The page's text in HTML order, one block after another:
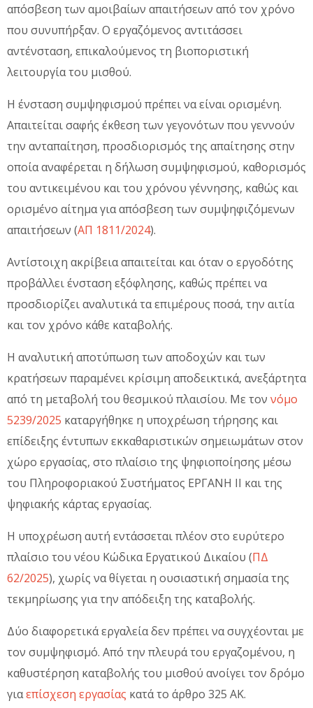
απόσβεση των αμοιβαίων απαιτήσεων από τον χρόνο
που συνυπήρξαν. Ο εργαζόμενος αντιτάσσει
αντένσταση, επικαλούμενος τη βιοποριστική
λειτουργία του μισθού.
Η ένσταση συμψηφισμού πρέπει να είναι ορισμένη.
Απαιτείται σαφής έκθεση των γεγονότων που γεννούν
την ανταπαίτηση, προσδιορισμός της απαίτησης στην
οποία αναφέρεται η δήλωση συμψηφισμού, καθορισμός
του αντικειμένου και του χρόνου γέννησης, καθώς και
ορισμένο αίτημα για απόσβεση των συμψηφιζόμενων
απαιτήσεων (ΑΠ 1811/2024).
Αντίστοιχη ακρίβεια απαιτείται και όταν ο εργοδότης
προβάλλει ένσταση εξόφλησης, καθώς πρέπει να
προσδιορίζει αναλυτικά τα επιμέρους ποσά, την αιτία
και τον χρόνο κάθε καταβολής.
Η αναλυτική αποτύπωση των αποδοχών και των
κρατήσεων παραμένει κρίσιμη αποδεικτικά, ανεξάρτητα
από τη μεταβολή του θεσμικού πλαισίου. Με τον νόμο
5239/2025 καταργήθηκε η υποχρέωση τήρησης και
επίδειξης έντυπων εκκαθαριστικών σημειωμάτων στον
χώρο εργασίας, στο πλαίσιο της ψηφιοποίησης μέσω
του Πληροφοριακού Συστήματος ΕΡΓΑΝΗ ΙΙ και της
ψηφιακής κάρτας εργασίας.
Η υποχρέωση αυτή εντάσσεται πλέον στο ευρύτερο
πλαίσιο του νέου Κώδικα Εργατικού Δικαίου (ΠΔ
62/2025), χωρίς να θίγεται η ουσιαστική σημασία της
τεκμηρίωσης για την απόδειξη της καταβολής.
Δύο διαφορετικά εργαλεία δεν πρέπει να συγχέονται με
τον συμψηφισμό. Από την πλευρά του εργαζομένου, η
καθυστέρηση καταβολής του μισθού ανοίγει τον δρόμο
γιαεπίσχεση εργασίας κατά το άρθρο 325 ΑΚ.